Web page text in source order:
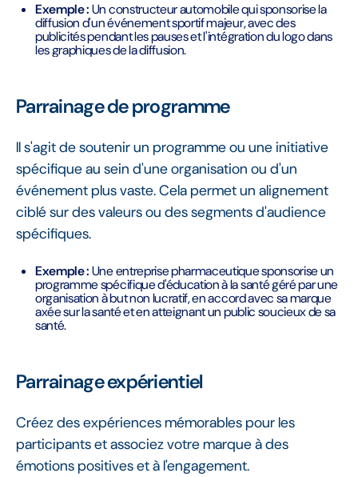
Exemple :Un constructeur automobile qui sponsorise la
diffusion d'un événement sportif majeur, avec des
publicités pendant les pauses et l'intégration du logo dans
les graphiques de la diffusion.
Parrainage de programme
Il s'agit de soutenir un programme ou une initiative
spécifique au sein d'une organisation ou d'un
événement plus vaste. Cela permet un alignement
ciblé sur des valeurs ou des segments d'audience
spécifiques.
Exemple :Une entreprise pharmaceutique sponsorise un
programme spécifique d'éducation à la santé géré par une
organisation à but non lucratif, en accord avec sa marque
axée sur la santé et en atteignant un public soucieux de sa
santé.
Parrainage expérientiel
Créez des expériences mémorables pour les
participants et associez votre marque à des
émotions positives et à l'engagement.